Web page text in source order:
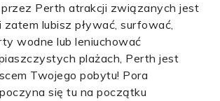
Perth atrakcji związanych jest
zatem lubisz pływać, surfować,
wodne lub leniuchować
plażach, Perth jest
Twojego pobytu! Pora
się tu na początku